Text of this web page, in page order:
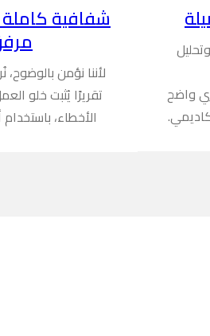
واضح
شفافية
لأننا نؤمن
تقريرًا يُثبت خلو
الأخطاء،